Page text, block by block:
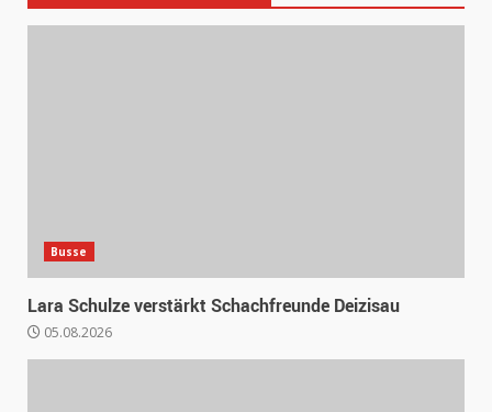
Busse
Lara Schulze verstärkt Schachfreunde Deizisau
05.08.2026